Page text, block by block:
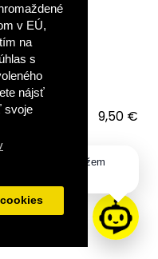
v EÚ,
na
s
nájsť
svoje
Klientskej zóne
9,50 €
deň, ako vám môžem